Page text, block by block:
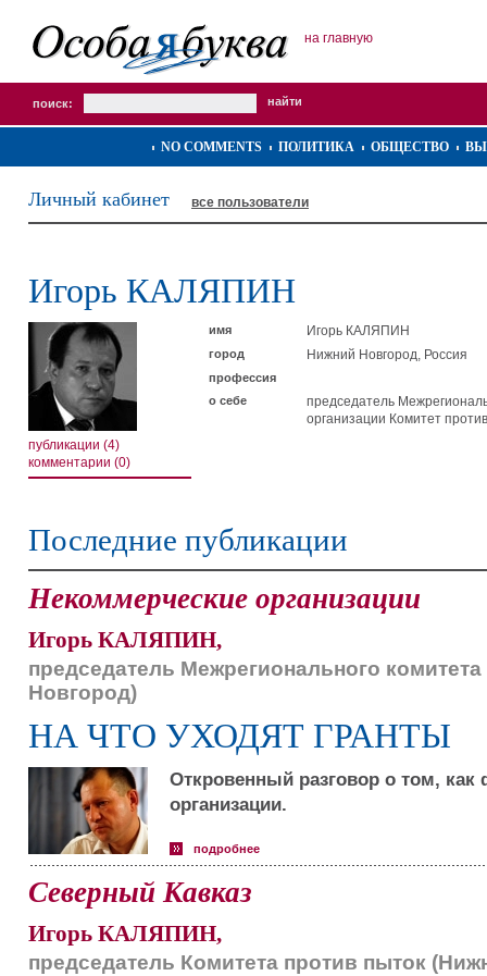
на главную
поиск:
NO COMMENTS ПОЛИТИКА ОБЩЕСТВО
Личный кабинет все пользователи
Игорь КАЛЯПИН
публикации (4)
комментарии (0)
имя Игорь КАЛЯПИН
город Нижний Новгород, Россия
профессия
о себе
председатель
организации Комитет
Последние публикации
Некоммерческие организации
Игорь КАЛЯПИН,
председатель Межрегионального
Новгород)
НА ЧТО УХОДЯТ ГРАНТЫ
Откровенный разговор о том,
организации.
подробнее
Северный Кавказ
Игорь КАЛЯПИН,
председатель Комитета против пыток